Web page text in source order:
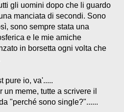
gli uomini dopo che li guardo
manciata di secondi. Sono
sono sempre stata una
e le mie amiche
in borsetta ogni volta che
pure io, va'.....
un meme, tutte a scrivere il
"perché sono single?"......